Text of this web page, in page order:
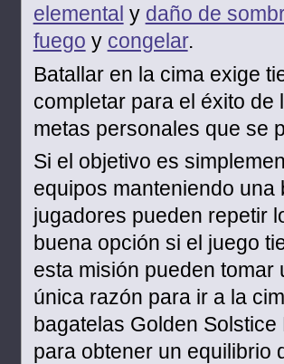
elemental y daño de
fuego y congelar.
Batallar en la cima exige
completar para el éxito de
metas personales que se
Si el objetivo es
equipos manteniendo
jugadores pueden repetir
buena opción si el juego
esta misión pueden
única razón para ir a la
bagatelas Golden
para obtener un equilibrio